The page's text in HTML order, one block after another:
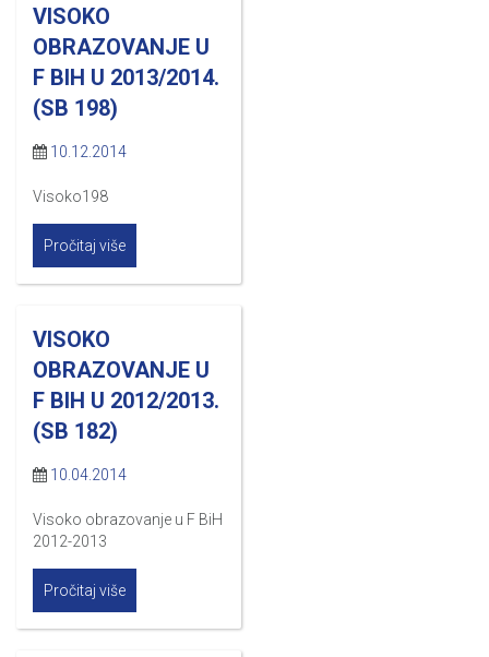
VISOKO
OBRAZOVANJE U
F BIH U 2013/2014.
(SB 198)
10.12.2014
Visoko198
Pročitaj više
VISOKO
OBRAZOVANJE U
F BIH U 2012/2013.
(SB 182)
10.04.2014
Visoko obrazovanje u F BiH
2012-2013
Pročitaj više